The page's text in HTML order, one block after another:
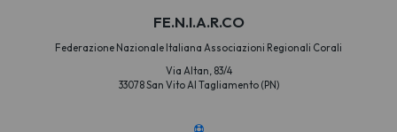
FE.N.I.A.R.CO
Federazione Nazionale Italiana Associazioni Regionali Corali
Via Altan, 83/4
33078 San Vito Al Tagliamento (PN)